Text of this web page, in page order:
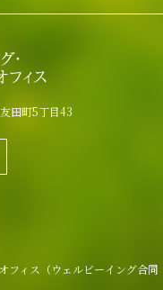
田町5丁目43
フィス（ウェルビーイング合同